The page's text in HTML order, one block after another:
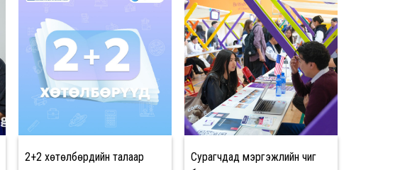
2+2 хөтөлбөрүүдийн талаар
Сурагчдад мэргэжлийн чиг